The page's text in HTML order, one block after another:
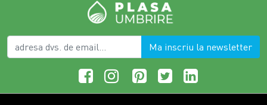
Ma inscriu la newsletter